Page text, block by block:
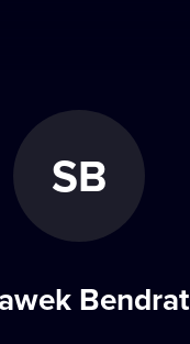
SB
Bendrat